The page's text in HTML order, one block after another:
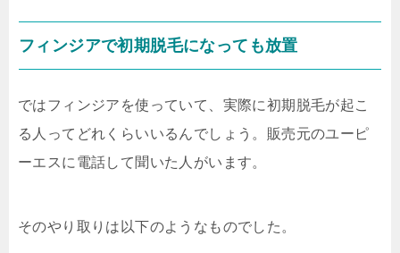
フィンジアで初期脱毛になっても放置
ではフィンジアを使っていて、実際に初期脱毛が起こ
る人ってどれくらいいるんでしょう。販売元のユーピ
ーエスに電話して聞いた人がいます。
そのやり取りは以下のようなものでした。